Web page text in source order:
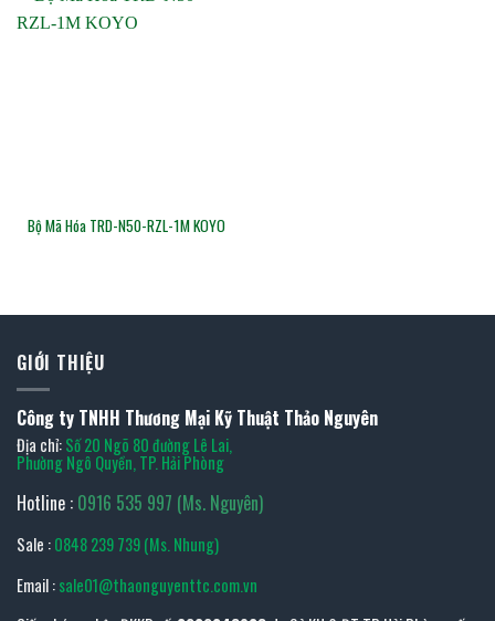
Bộ Mã Hóa TRD-N50-RZL-1M KOYO
GIỚI THIỆU
Công ty TNHH Thương Mại Kỹ Thuật Thảo Nguyên
Địa chỉ:Số 20 Ngõ 80 đường Lê Lai,
Phường Ngô Quyền, TP. Hải Phòng
Hotline : 0916 535 997 (Ms. Nguyên)
Sale :0848 239 739 (Ms. Nhung)
Email :sale01@thaonguyenttc.com.vn